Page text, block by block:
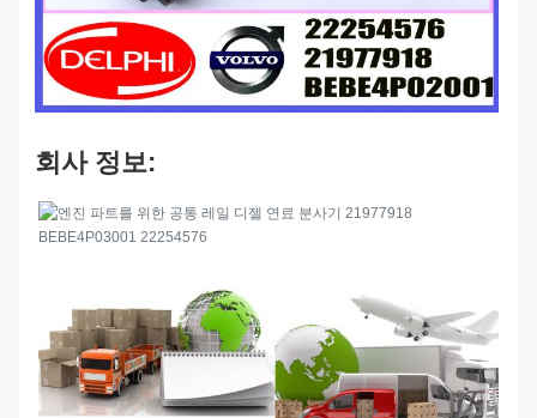
회사 정보: